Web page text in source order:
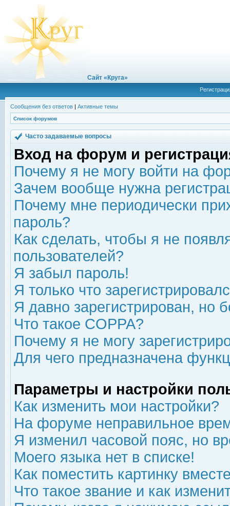
Сайт «Круга»
Сообщения без ответов | Активные темы
Список форумов
Часто задаваемые вопросы
Вход на форум и
Почему я не могу войти на
Зачем вообще нужна
Почему мне периодически
пароль?
Как сделать, чтобы я не
пользователей?
Я забыл пароль!
Я только что
Я давно зарегистрирован, но
Что такое COPPA?
Почему я не могу
Для чего предназначена
Параметры и настройки
Как изменить мои настройки?
На форуме неправильное
Я изменил часовой пояс, но
Моего языка нет в списке!
Как поместить картинку
Что такое звание и как